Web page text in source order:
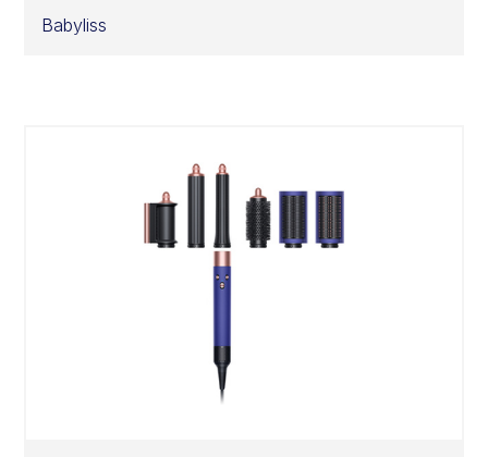
Babyliss